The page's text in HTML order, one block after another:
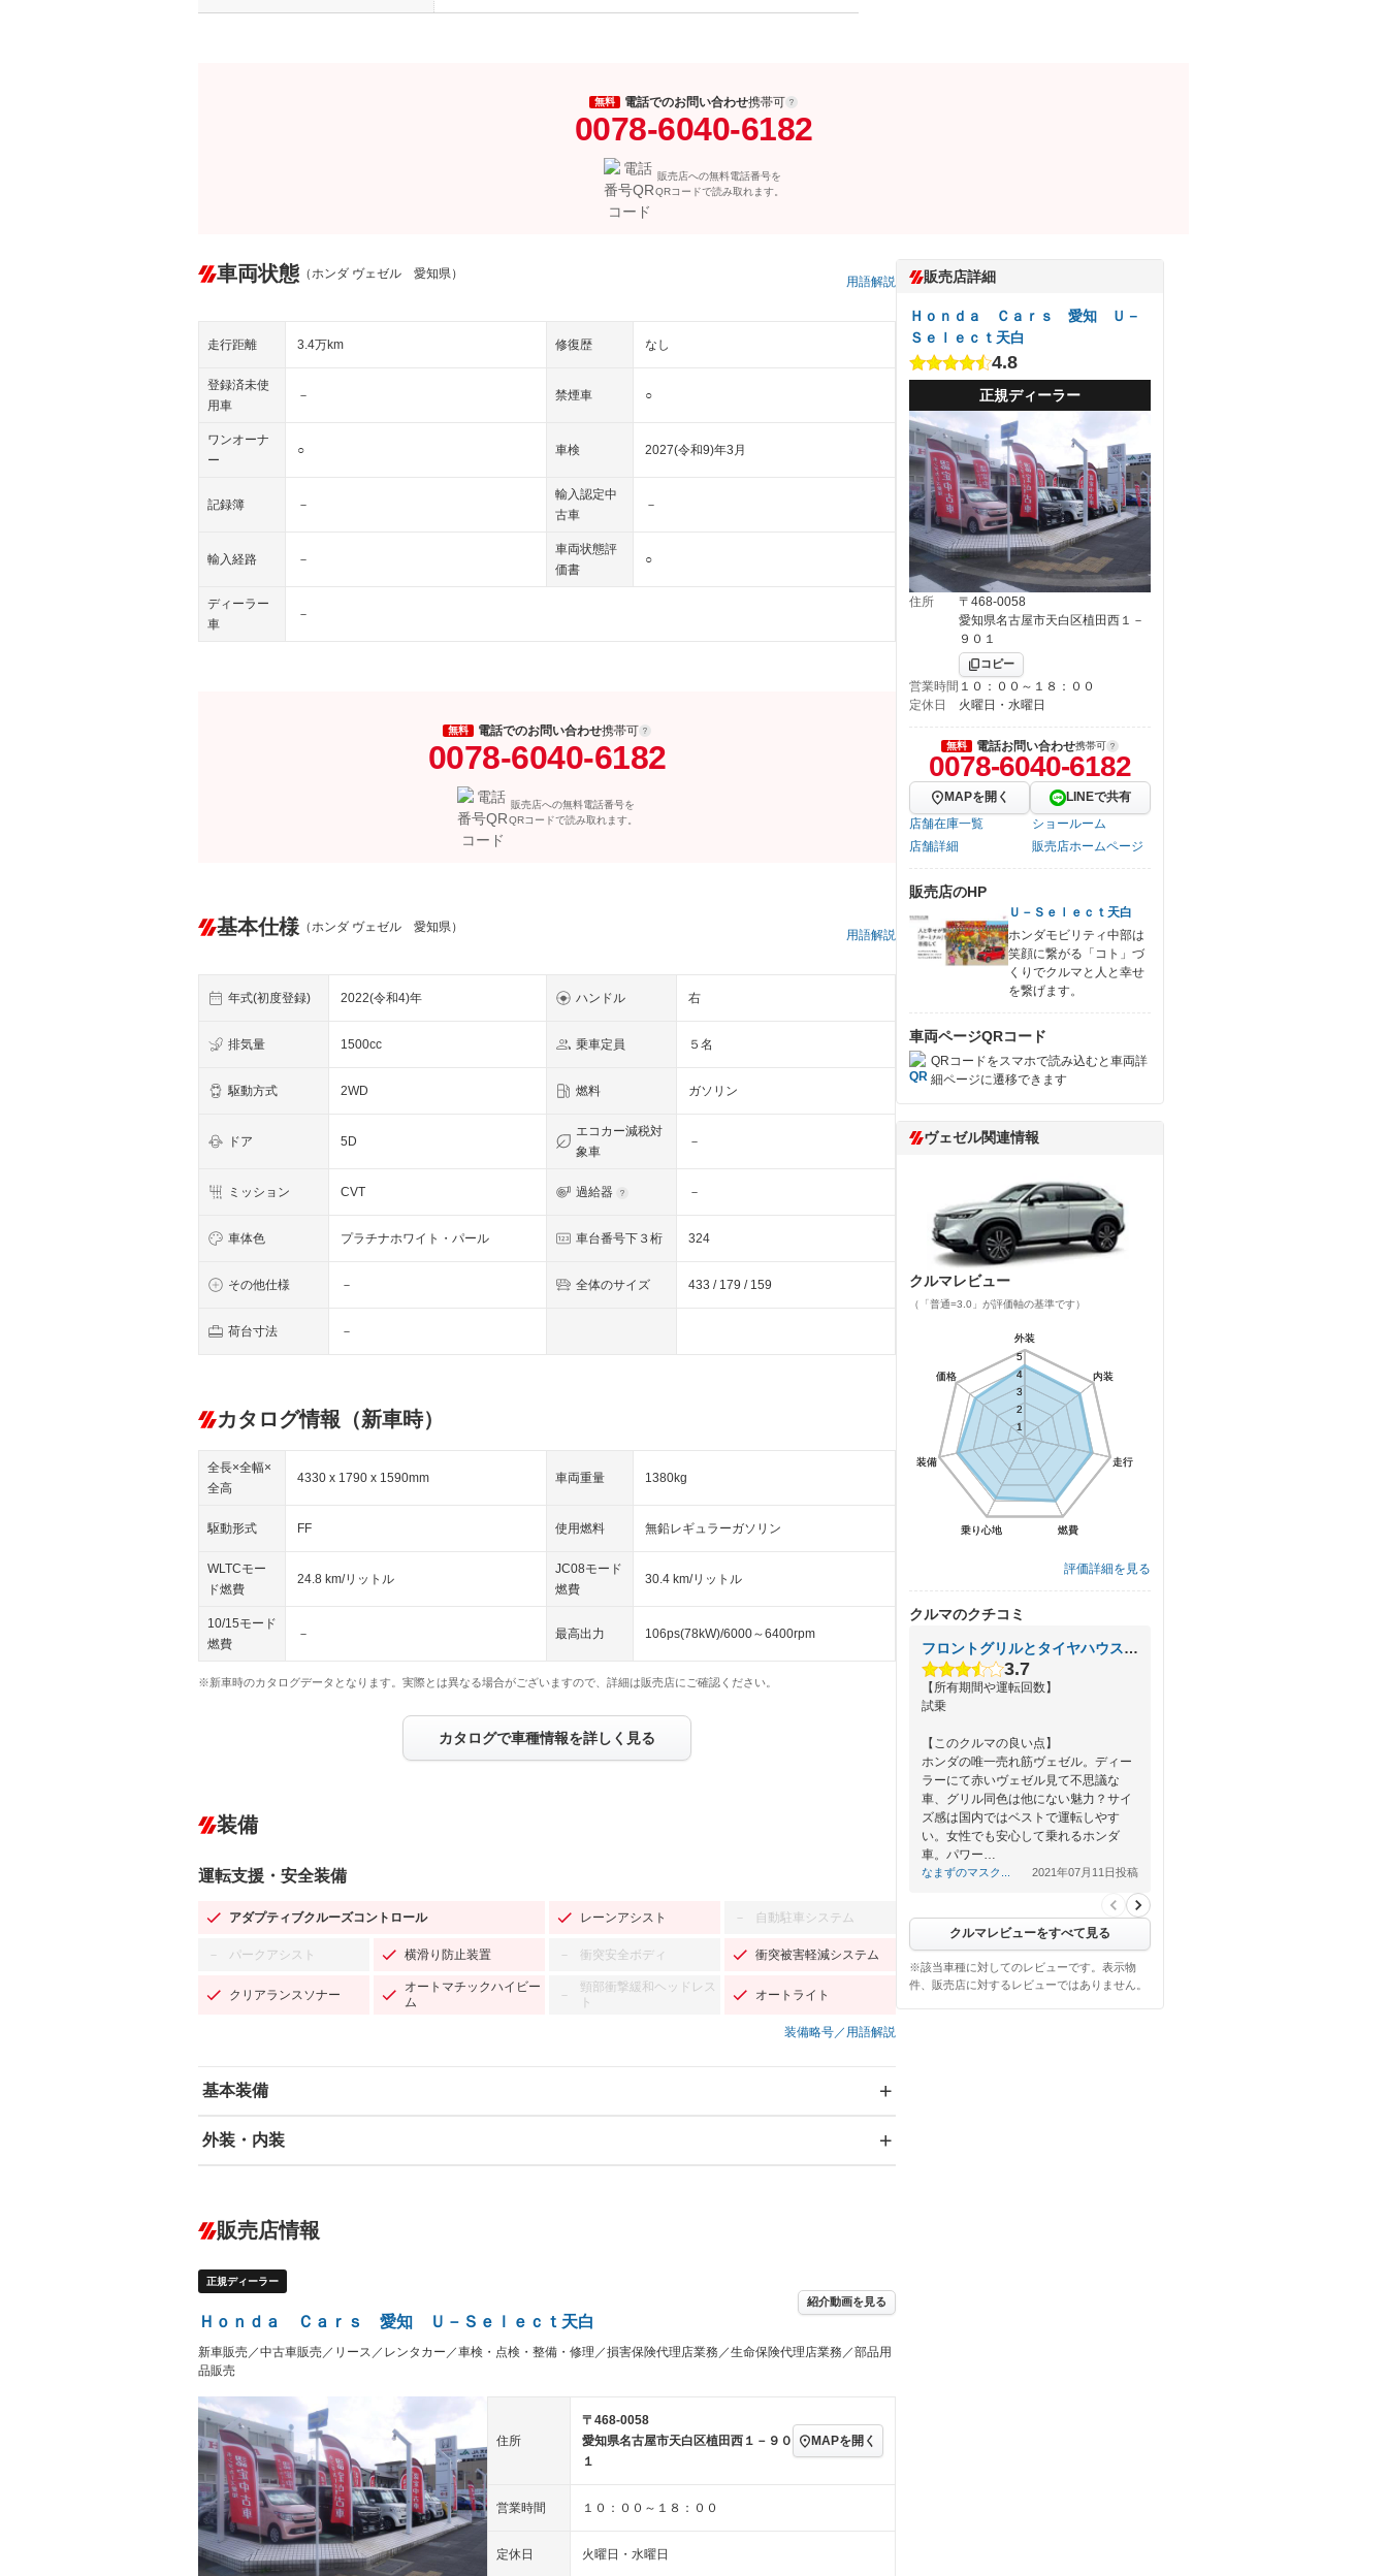
無料 電話でのお問い合わせ携帯可
0078-6040-6182
販売店への無料電話番号を
QRコードで読み取れます。
車両状態 （ホンダ ヴェゼル 愛知県）
用語解説
走行距離 3.4万km 修復歴 なし
登録済未使
用車
－ 禁煙車 ○
ワンオーナ
ー
○ 車検 2027(令和9)年3月
記録簿 －
輸入認定中
古車
－
輸入経路 －
車両状態評
価書
○
ディーラー
車
－
無料 電話でのお問い合わせ携帯可
0078-6040-6182
販売店への無料電話番号を
QRコードで読み取れます。
基本仕様 （ホンダ ヴェゼル 愛知県）
用語解説
年式(初度登録) 2022(令和4)年 ハンドル 右
排気量 1500cc 乗車定員 ５名
駆動方式 2WD 燃料 ガソリン
ドア 5D
エコカー減税対
象車
－
ミッション CVT 過給器 －
車体色 プラチナホワイト・パール 車台番号下３桁 324
その他仕様 － 全体のサイズ 433 / 179 / 159
荷台寸法 －
カタログ情報（新車時）
全長×全幅×
全高
4330 x 1790 x 1590mm 車両重量 1380kg
駆動形式 FF 使用燃料 無鉛レギュラーガソリン
WLTCモー
ド燃費
24.8 km/リットル
JC08モード
燃費
30.4 km/リットル
10/15モード
燃費
－ 最高出力 106ps(78kW)/6000～6400rpm
※新車時のカタログデータとなります。実際とは異なる場合がございますので、詳細は販売店にご確認ください。
カタログで車種情報を詳しく見る
装備
運転支援・安全装備
アダプティブクルーズコントロール レーンアシスト － 自動駐車システム
－ パークアシスト 横滑り防止装置 － 衝突安全ボディ 衝突被害軽減システム
クリアランスソナー
オートマチックハイビー
ム
－
頸部衝撃緩和ヘッドレス
ト
オートライト
装備略号／用語解説
基本装備
エアバッグ：運転席/助手席/サイド
－ ダウンヒルアシストコントロール
Bluetooth接続 センターデフロック
－ レンタカーアップ － 展示・試乗車 電動格納ミラー
外装・内装
オーディオ：CDまたはCDチェンジャー／ミュージック
プレイヤー接続可／ミュージックサーバー
－
ヘッドライトウォッシャ
ー
LEDヘッドランプ － HID(キセノンライト) － ポータブルナビ バックカメラ
ETC － エアロ スマートキー － ローダウン
－ フルフラットシート － チップアップシート オットマン 電動格納サードシート
シートヒーター － ウォークスルー 後席モニター
－ フロントカメラ － シートエアコン 全周囲カメラ
－ ルーフレール － エアサスペンション
販売店情報
正規ディーラー
Ｈｏｎｄａ Ｃａｒｓ 愛知 Ｕ－Ｓｅｌｅｃｔ天白
紹介動画を見る
新車販売／中古車販売／リース／レンタカー／車検・点検・整備・修理／損害保険代理店業務／生命保険代理店業務／部品用
品販売
住所
〒468-0058
愛知県名古屋市天白区植田西１－９０
１
MAPを開く
営業時間 １０：００～１８：００
定休日 火曜日・水曜日
販売店詳細
Ｈｏｎｄａ Ｃａｒｓ 愛知 Ｕ－
Ｓｅｌｅｃｔ天白
4.8
正規ディーラー
住所
〒468-0058
愛知県名古屋市天白区植田西１－
９０１
コピー
営業時間 １０：００～１８：００
定休日
火曜日・水曜日
無料 電話お問い合わせ携帯可
0078-6040-6182
MAPを開く
LINEで共有
店舗在庫一覧
ショールーム
店舗詳細
販売店ホームページ
販売店のHP
Ｕ－Ｓｅｌｅｃｔ天白
ホンダモビリティ中部は
笑顔に繋がる「コト」づ
くりでクルマと人と幸せ
を繋げます。
車両ページQRコード
QRコードをスマホで読み込むと車両詳
細ページに遷移できます
ヴェゼル関連情報
クルマレビュー
（「普通=3.0」が評価軸の基準です）
外装
内装
走行
燃費
乗り心地
装備
価格
1
2
3
4
5
外装
内装
走行
燃費
乗り心地
装備
価格
1
2
3
4
5
評価詳細を見る
クルマのクチコミ
フロントグリルとタイヤハウスの光る黒が印象で売りたい車の証
3.7
【所有期間や運転回数】
試乗
【このクルマの良い点】
ホンダの唯一売れ筋ヴェゼル。ディー
ラーにて赤いヴェゼル見て不思議な
車、グリル同色は他にない魅力？サイ
ズ感は国内ではベストで運転しやす
い。女性でも安心して乗れるホンダ
車。パワー…
なまずのマスク... 2021年07月11日投稿
クルマレビューをすべて見る
※該当車種に対してのレビューです。表示物
件、販売店に対するレビューではありません。